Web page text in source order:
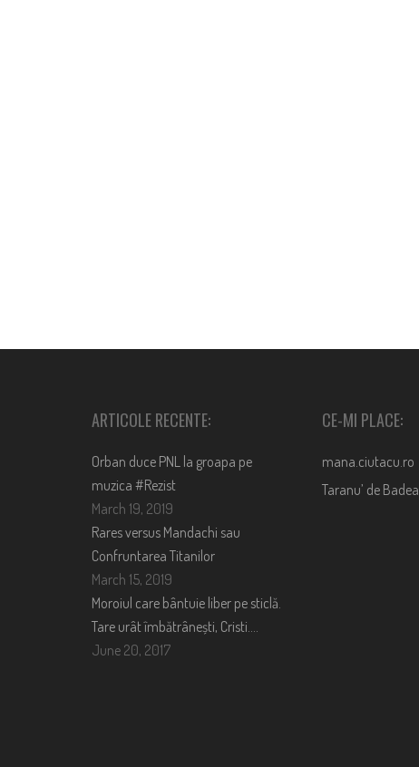
ARTICOLE RECENTE:
Orban duce PNL la groapa pe
muzica #Rezist
March 19, 2019
Rares versus Mandachi sau
Confruntarea Titanilor
March 15, 2019
Moroiul care bântuie liber pe sticlă.
Tare urât îmbătrânești, Cristi….
June 20, 2017
CE-MI PLACE:
mana.ciutacu.ro
Taranu’ de Badea